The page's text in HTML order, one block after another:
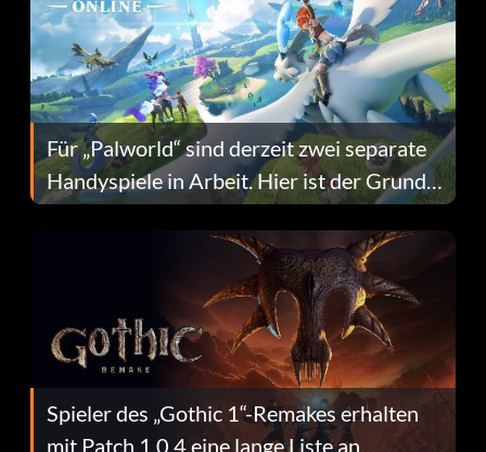
Für „Palworld“ sind derzeit zwei separate
Handyspiele in Arbeit. Hier ist der Grund
dafür.
Spieler des „Gothic 1“-Remakes erhalten
mit Patch 1.0.4 eine lange Liste an